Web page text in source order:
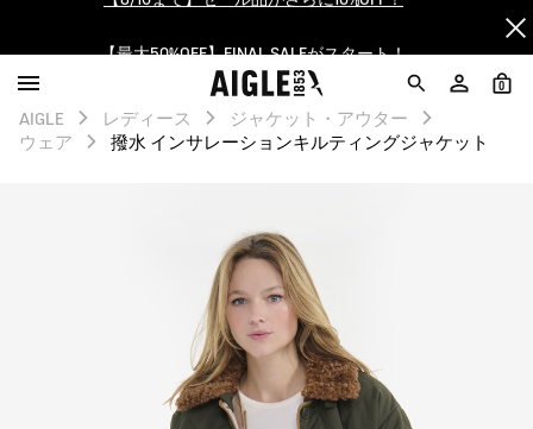
ログイン/会員登録で送料＆返品無料
AIGLE CLUB ポイントサービス終了のお知らせ
【最大50%OFF】FINAL SALEがスタート！
ログイン/会員登録で送料＆返品無料
AIGLE CLUB ポイントサービス終了のお知らせ
0
AIGLE レディース
ジャケット・アウター
ウェア
撥水 インサレーションキルティングジャケット